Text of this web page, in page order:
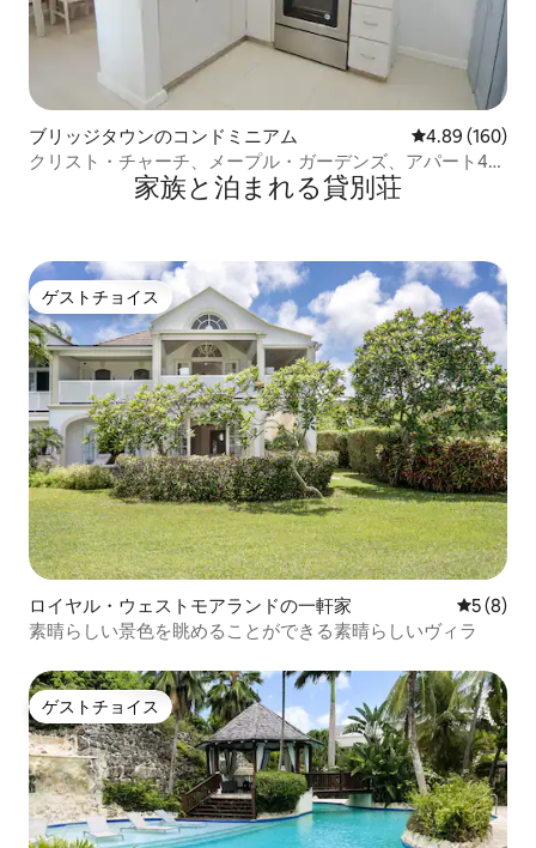
ブリッジタウンのコンドミニアム レビュー160
4.89 (160)
クリスト・チャーチ、メープル・ガーデンズ、アパート4号
家族と泊まれる貸別荘
ゲストチョイス
ゲストチョイス
ロイヤル・ウェストモアランドの一軒家 レビュー
5 (8)
素晴らしい景色を眺めることができる素晴らしいヴィラ
ゲストチョイス
ゲストチョイス